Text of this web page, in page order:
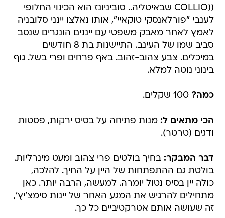
((COLLIO שבאיטליה.. סוביניונז הוא הכינוי החלופי
לענבי "פורלאנסקי טוקאיי", אותו נאלצו יינני סלובניה
לאמץ לאחר מאבק משפטי עם ייננים הונגרים שנסב
סביב שמו של העינב. התיישנות בת 8 חודשים
במיכלים. צבע צהוב-זהוב. באף פרחים ופרי בשל. גוף
בינוני נוטה למלא.
כמה? 100 שקלים.
הכי מתאים ל: מנות פתיחה על בסיס ירקות, פסטות
ודגים (טרטר).
דבר המבקר: בחיך בולטים פרי צהוב ומעט מינרליות.
בולטת גם ההתפתחות של היין על החיך. להלכה,
כולה יין בסיס נטול יומרה. למעשה, הרבה יותר. כאן
מתחילים להרגיש את המגע האחר של יינות סימצ'יץ',
זה שעושה אותם אטרקטיביים כל כך.